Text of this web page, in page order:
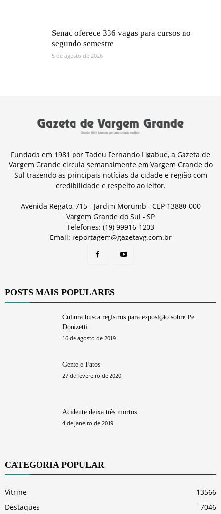
Senac oferece 336 vagas para cursos no
segundo semestre
5 de agosto de 2026
Fundada em 1981 por Tadeu Fernando Ligabue, a Gazeta de
Vargem Grande circula semanalmente em Vargem Grande do
Sul trazendo as principais notícias da cidade e região com
credibilidade e respeito ao leitor.
Avenida Regato, 715 - Jardim Morumbi- CEP 13880-000
Vargem Grande do Sul - SP
Telefones: (19) 99916-1203
Email: reportagem@gazetavg.com.br
POSTS MAIS POPULARES
Cultura busca registros para exposição sobre Pe.
Donizetti
16 de agosto de 2019
Gente e Fatos
27 de fevereiro de 2020
Acidente deixa três mortos
4 de janeiro de 2019
CATEGORIA POPULAR
Vitrine
13566
Destaques
7046